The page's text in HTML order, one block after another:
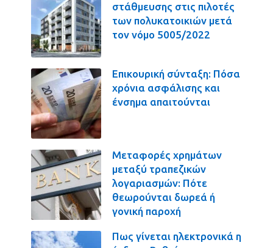
στάθμευσης στις πιλοτές
των πολυκατοικιών μετά
τον νόμο 5005/2022
Επικουρική σύνταξη: Πόσα
χρόνια ασφάλισης και
ένσημα απαιτούνται
Μεταφορές χρημάτων
μεταξύ τραπεζικών
λογαριασμών: Πότε
θεωρούνται δωρεά ή
γονική παροχή
Πως γίνεται ηλεκτρονικά η